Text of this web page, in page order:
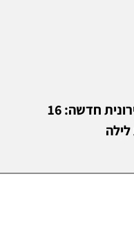
דימונה מקימה יחידת ביטחון עירונית חדשה: 16